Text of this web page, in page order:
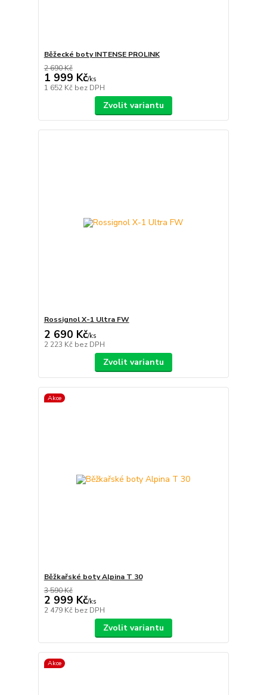
Běžecké boty INTENSE PROLINK
2 690 Kč
1 999 Kč/ks
1 652 Kč bez DPH
Zvolit variantu
Rossignol X-1 Ultra FW
2 690 Kč/ks
2 223 Kč bez DPH
Zvolit variantu
Akce
Běžkařské boty Alpina T 30
3 590 Kč
2 999 Kč/ks
2 479 Kč bez DPH
Zvolit variantu
Akce